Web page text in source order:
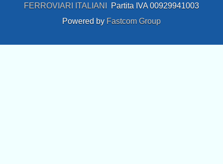
FERROVIARI ITALIANI Partita IVA 00929941003
Powered by Fastcom Group